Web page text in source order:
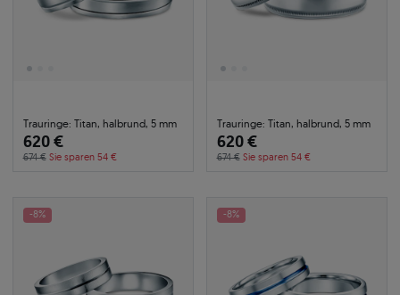
Trauringe: Titan, halbrund, 5 mm
620 €
674 € Sie sparen 54 €
Trauringe: Titan, halbrund, 5 mm
620 €
674 € Sie sparen 54 €
-8% -8%